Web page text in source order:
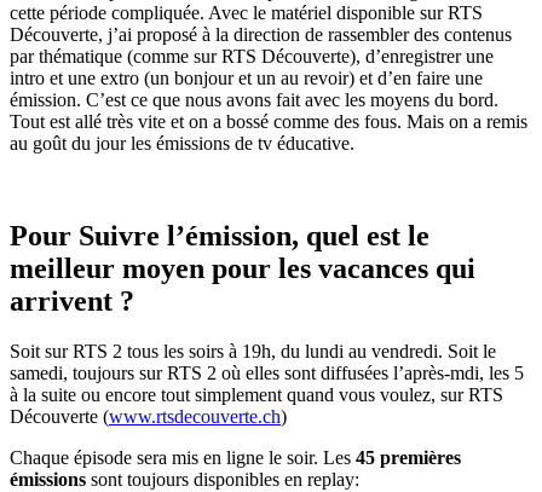
cette période compliquée. Avec le matériel disponible sur RTS
Découverte, j’ai proposé à la direction de rassembler des contenus
par thématique (comme sur RTS Découverte), d’enregistrer une
intro et une extro (un bonjour et un au revoir) et d’en faire une
émission. C’est ce que nous avons fait avec les moyens du bord.
Tout est allé très vite et on a bossé comme des fous. Mais on a remis
au goût du jour les émissions de tv éducative.
Pour Suivre l’émission, quel est le
meilleur moyen pour les vacances qui
arrivent ?
Soit sur RTS 2 tous les soirs à 19h, du lundi au vendredi. Soit le
samedi, toujours sur RTS 2 où elles sont diffusées l’après-mdi, les 5
à la suite ou encore tout simplement quand vous voulez, sur RTS
Découverte (www.rtsdecouverte.ch)
Chaque épisode sera mis en ligne le soir. Les 45 premières
émissions sont toujours disponibles en replay: